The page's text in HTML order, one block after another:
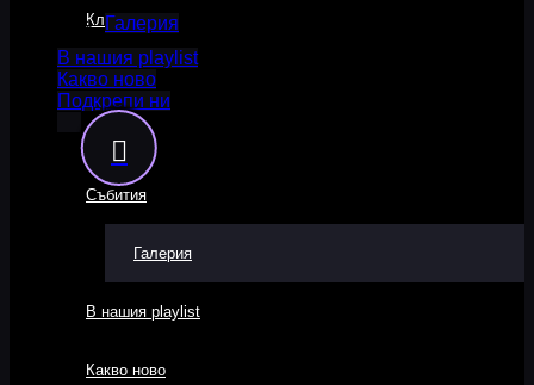
Галерия
В нашия playlist
Какво ново
Подкрепи ни
Класация
Нашкаст
Видео
Събития
Галерия
В нашия playlist
Какво ново